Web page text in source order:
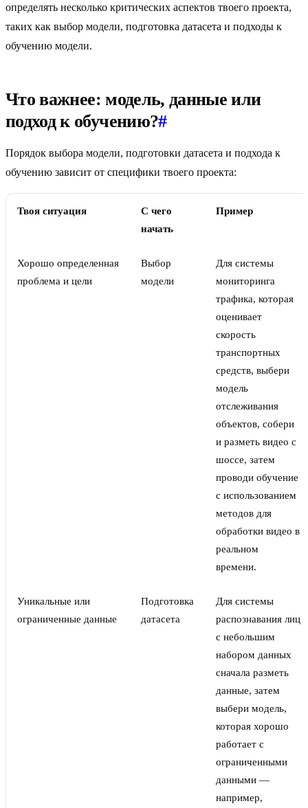
определять несколько критических аспектов твоего проекта,
таких как выбор модели, подготовка датасета и подходы к
обучению модели.
Что важнее: модель, данные или
подход к обучению?#
Порядок выбора модели, подготовки датасета и подхода к
обучению зависит от специфики твоего проекта:
Твоя ситуация
С чего
начать
Пример
Хорошо определенная
проблема и цели
Выбор
модели
Для системы
мониторинга
трафика, которая
оценивает
скорость
транспортных
средств, выбери
модель
отслеживания
объектов, собери
и разметь видео с
шоссе, затем
проводи обучение
с использованием
методов для
обработки видео в
реальном
времени.
Уникальные или
ограниченные данные
Подготовка
датасета
Для системы
распознавания лиц
с небольшим
набором данных
сначала разметь
данные, затем
выбери модель,
которая хорошо
работает с
ограниченными
данными —
например,